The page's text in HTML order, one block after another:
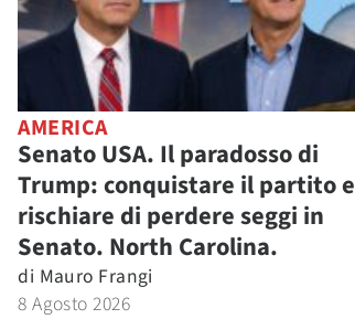
AMERICA
Senato USA. Il paradosso di
Trump: conquistare il partito e
rischiare di perdere seggi in
Senato. North Carolina.
di Mauro Frangi
8 Agosto 2026